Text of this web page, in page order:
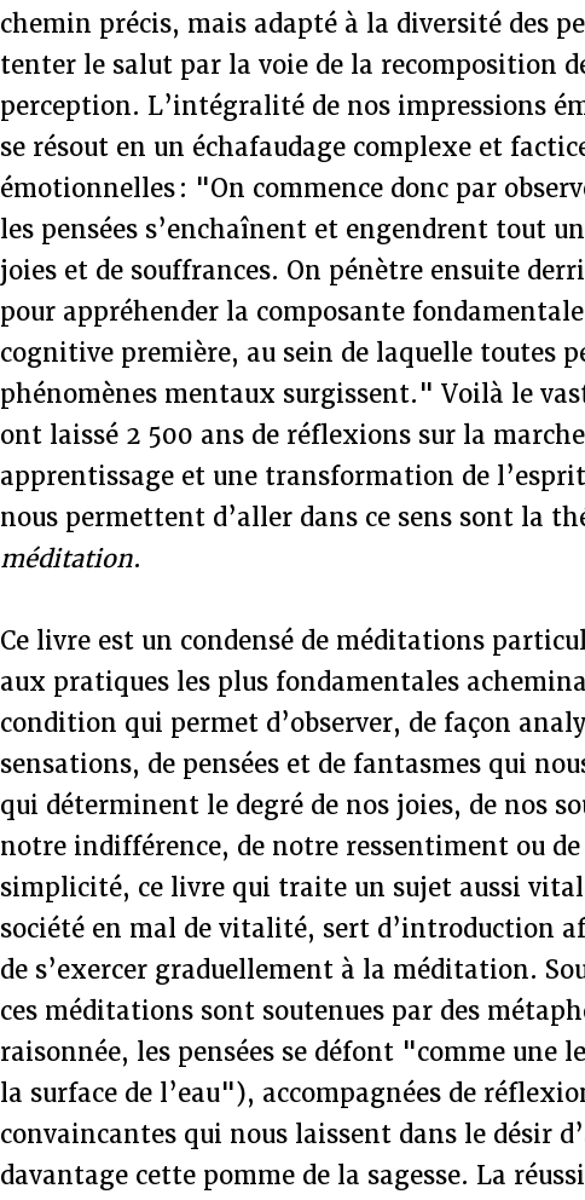
chemin précis, mais adapté à la diversité des
tenter le salut par la voie de la recomposition
perception. L’intégralité de nos impressions
se résout en un échafaudage complexe et
émotionnelles : "On commence donc par
les pensées s’enchaînent et engendrent tout
joies et de souffrances. On pénètre ensuite
pour appréhender la composante
cognitive première, au sein de laquelle toutes
phénomènes mentaux surgissent." Voilà le
ont laissé 2 500 ans de réflexions sur la
apprentissage et une transformation de
nous permettent d’aller dans ce sens sont la
méditation.
Ce livre est un condensé de méditations
aux pratiques les plus fondamentales
condition qui permet d’observer, de façon
sensations, de pensées et de fantasmes qui
qui déterminent le degré de nos joies, de nos
notre indifférence, de notre ressentiment ou
simplicité, ce livre qui traite un sujet aussi vital
société en mal de vitalité, sert d’introduction
de s’exercer graduellement à la méditation.
ces méditations sont soutenues par des
raisonnée, les pensées se défont "comme une
la surface de l’eau"), accompagnées de
convaincantes qui nous laissent dans le désir
davantage cette pomme de la sagesse. La